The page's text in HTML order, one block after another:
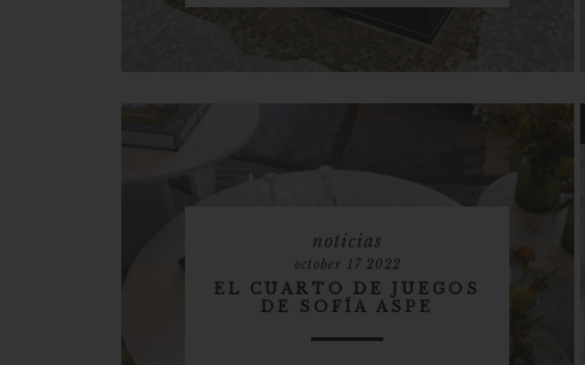
noticias
october 17 2022
EL CUARTO DE JUEGOS
DE SOFÍA ASPE